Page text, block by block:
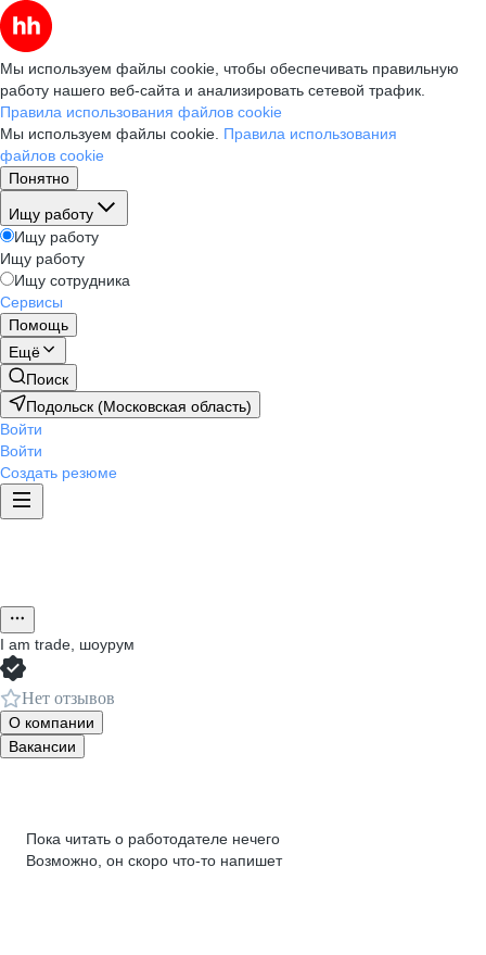
Мы используем файлы cookie, чтобы обеспечивать правильную
работу нашего веб-сайта и анализировать сетевой трафик.
Правила использования файлов cookie
Мы используем файлы cookie. Правила использования
файлов cookie
Понятно
Ищу работу
Ищу работу
Ищу работу
Ищу сотрудника
Сервисы
Помощь
Ещё
Поиск
Подольск (Московская область)
Войти
Войти
Создать резюме
I am trade, шоурум
Нет отзывов
О компании
Вакансии
Пока читать о работодателе нечего
Возможно, он скоро что‑то напишет